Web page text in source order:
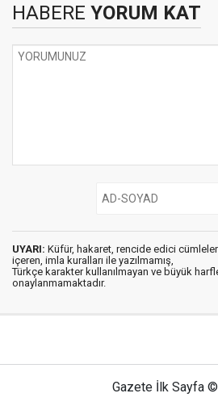
HABERE YORUM KAT
UYARI: Küfür, hakaret, rencide edici cümleler
içeren, imla kuralları ile yazılmamış,
Türkçe karakter kullanılmayan ve büyük
onaylanmamaktadır.
Gazete İlk Sayfa